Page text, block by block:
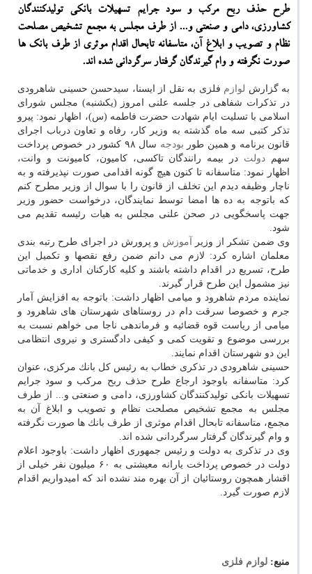
طرح حذف ربح مركب و سود جرایم تسهیلات بانكی تولیدكنندگان
كشاورزی، دامی و صنعتی و... از طرف مجلس به مجمع تشخیص مصلحت
نظام و تصویب و ابلاغ آن، متاسفانه تابحال اقدام موثری از طرف بانك ها
صورت نگرفته و وام گیرندگان گرفتار سرگردانی شده اند.
به گزارش لوازم فلزی به نقل از ایسنا، سیدحسن حسینی شاهرودی
در تذكرات شفاهی در جلسه علنی امروز (یكشنبه) مجلس شورای
اسلامی با تسلیت ایام شهادت حضرت فاطمه (س)، اظهار نمود: پیرو
تذكر كتبی سه ماه گذشته به وزیر كار، رفاه و تعاون درباب اجرای
قانون برنامه و همین طور بودجه
سال ۹۸ كشور در خصوص پرداخت
سهم دولت در بیمه رانندگان تاكسی، كامیون، كامیونت و وانت،
اظهار نمود: متاسفانه تا كنون هیچ گونه اقدامی صورت نپذیرفته و به
ناچار وظیفه دیدم این تخلف از قانون را با سوال از وزیر مطرح كنم
كه باتوجه به ده ها امضا توسط نمایندگان، درخواست حضور وزیر
جهت پاسخگویی در صحن علنی مجلس به هیات رئیسه تقدیم می
شود.
وی ضمن تشكر از وزیر
آموزش و پرورش در اجرای طرح رتبه بندی
معلمان اشاره كرد: لازم می دانم ضمن رفع نقصها و تكمیل این
طرح، تسریع در اقدام داشته باشند و كلیه كاركنان اداری و خدماتی
نیز مشمول این طرح قرار گیرند.
نماینده مردم شاهرود و میامی اظهار داشت: باتوجه به افزایش آمار
جرم و خصوصا سرقت دام در روستاهای شهرستان های شاهرود و
میامی از ریاست قوه قضائیه و فرماندهی ناجا می خواهم نسبت به
بررسی موضوع و تقویت كمی و كیفی دادگستری و نیروی انتظامی
این دو شهرستان اقدام نمایند.
حسینی شاهرودی در تذكری خطاب به رئیس كل بانك مركزی، عنوان
كرد: متاسفانه باوجود ارجاع طرح حذف ربح مركب و سود جرایم
تسهیلات بانكی تولیدكنندگان كشاورزی، دامی و صنعتی و... از طرف
مجلس به مجمع تشخیص مصلحت نظام و تصویب و ابلاغ آن به
مجمع، متاسفانه تابحال اقدام موثری از طرف بانك ها صورت نگرفته
و وام گیرندگان گرفتار سرگردانی شده اند.
وی در تذكری به دولت و رئیس جمهوری اظهار داشت: باوجود اعلام
دولت در خصوص پرداخت یارانه معیشتی به ۶۰ میلیون نفر خیلی از
اقشار همچون روستائیان از آن بهره مند نشده اند كه امیدواریم اقدام
لازم صورت گیرد.
منبع: لوازم فلزی